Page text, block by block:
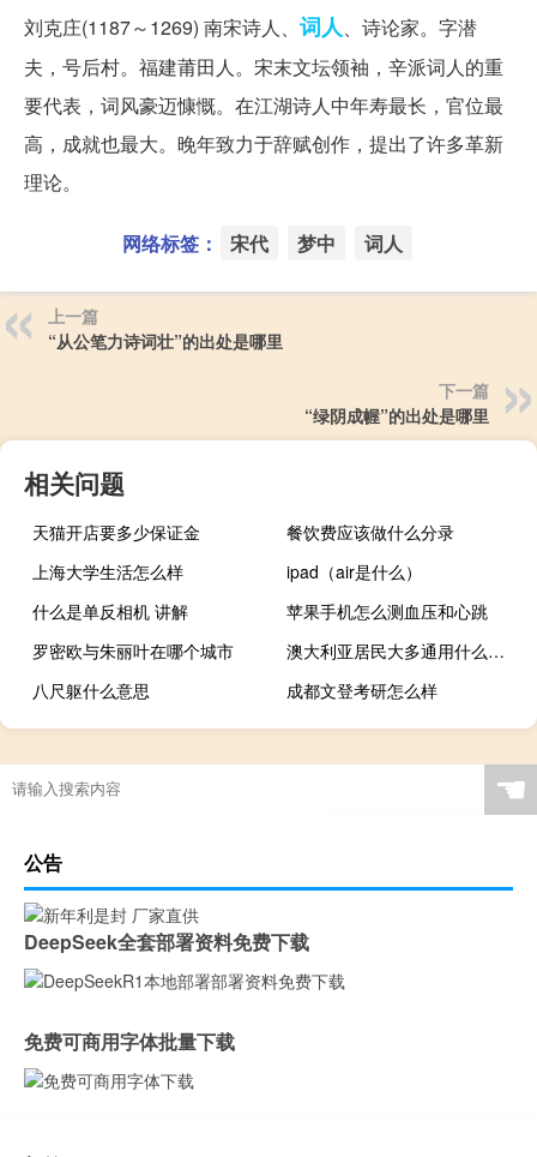
刘克庄(1187～1269) 南宋诗人、 词人、诗论家。字潜
夫，号后村。福建莆田人。宋末文坛领袖，辛派词人的重
要代表，词风豪迈慷慨。在江湖诗人中年寿最长，官位最
高，成就也最大。晚年致力于辞赋创作，提出了许多革新
理论。
网络标签： 宋代 梦中 词人
上一篇
“从公笔力诗词壮”的出处是哪里
下一篇
“绿阴成幄”的出处是哪里
相关问题
天猫开店要多少保证金
餐饮费应该做什么分录
上海大学生活怎么样
ipad（air是什么）
什么是单反相机 讲解
苹果手机怎么测血压和心跳
罗密欧与朱丽叶在哪个城市
澳大利亚居民大多通用什么语言
八尺躯什么意思
成都文登考研怎么样
☚
公告
DeepSeek全套部署资料免费下载
免费可商用字体批量下载